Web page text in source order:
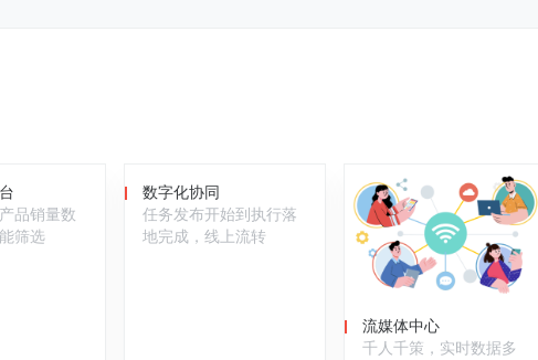
品销量数
筛选
数字化协同
任务发布开始到执行落
地完成，线上流转
流媒体中心
千人千策，实时数据多